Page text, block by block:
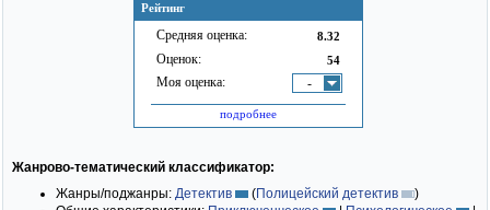
Рейтинг
Средняя оценка: 8.32
Оценок: 54
Моя оценка: -
подробнее
Жанрово-тематический классификатор:
Жанры/поджанры: Детектив (Полицейский детектив
)